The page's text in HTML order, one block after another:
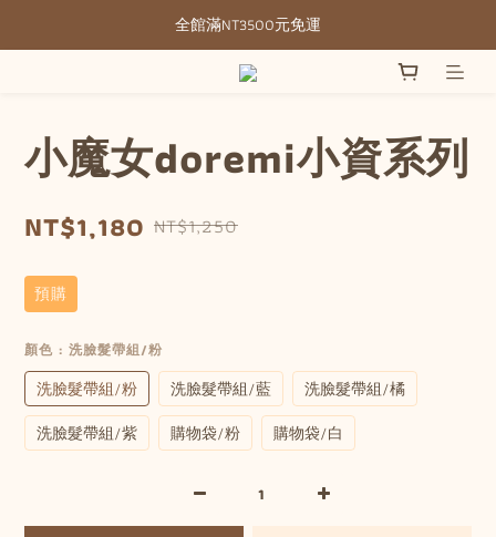
全館滿NT3500元免運
全館滿NT3500元免運
部分現貨＋預購20-30天不含假日
小魔女doremi小資系列
NT$1,180 NT$1,250
預購
顏色 : 洗臉髮帶組/粉
洗臉髮帶組/粉 洗臉髮帶組/藍
洗臉髮帶組/橘
洗臉髮帶組/紫
購物袋/粉 購物袋/白